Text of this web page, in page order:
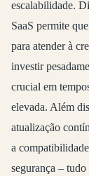
escalabilidade.
SaaS permite
para atender à
investir
crucial em
elevada. Além
atualização
a
segurança –